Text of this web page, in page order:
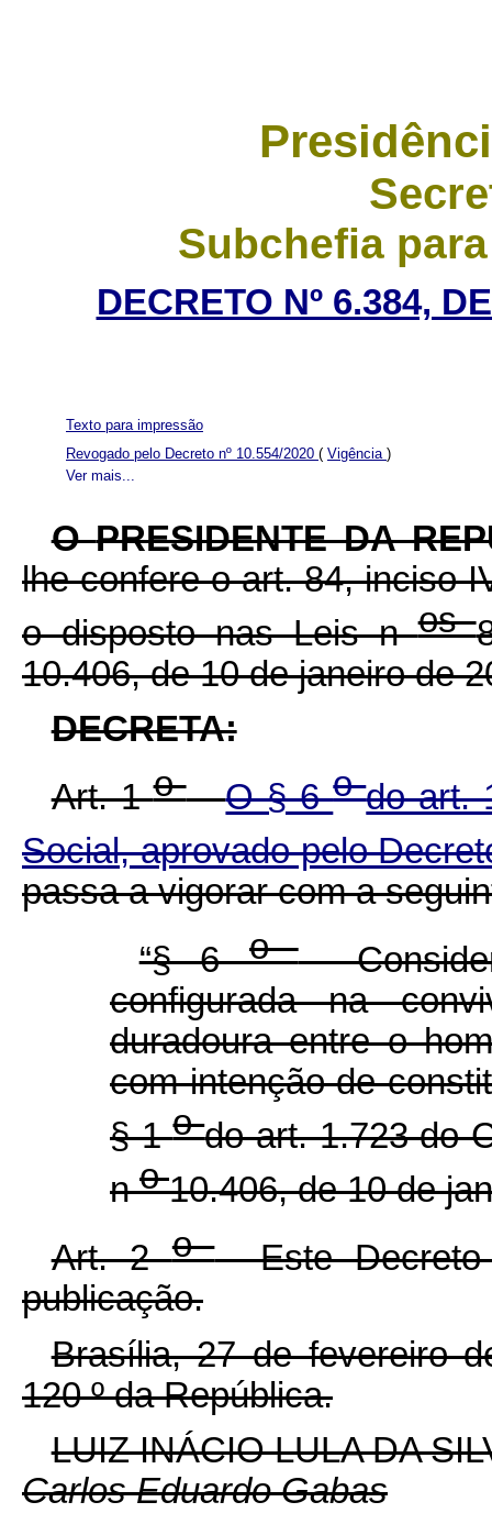
Subchefia
DECRETO Nº 6.384,
Ver mais...
Texto para impressão
Revogado pelo Decreto nº 10.554/2020 ( Vigência )
OPRESIDENTE DA
lhe confere o art. 84, inciso
o disposto nas Leis nos
10.406, de 10 de janeiro de
DECRETA:
Art. 1o O § 6odo art.
Social, aprovado pelo
passa a vigorar com a
“§ 6o
configurada na
duradoura entre o
com intenção de
§ 1odo art. 1.723 do
no10.406, de 10 de
Art. 2oEste Decreto
publicação.
Brasília, 27 de fevereiro
120ºda República.
LUIZ INÁCIO LULA DA
Carlos Eduardo Gabas